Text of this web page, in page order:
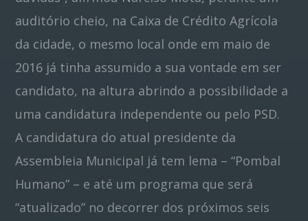
auditório cheio, na Caixa de Crédito Agrícola
da cidade, o mesmo local onde em maio de
2016 já tinha assumido a sua vontade em ser
candidato, na altura abrindo a possibilidade a
uma candidatura independente ou pelo PSD.
A candidatura do atual presidente da
Assembleia Municipal já tem lema – “Pombal
Humano” – e até um programa que será
“atualizado” no decorrer dos próximos seis